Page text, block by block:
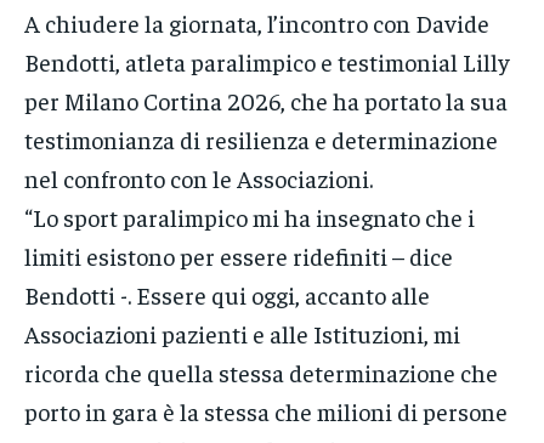
A chiudere la giornata, l’incontro con Davide
Bendotti, atleta paralimpico e testimonial Lilly
per Milano Cortina 2026, che ha portato la sua
testimonianza di resilienza e determinazione
nel confronto con le Associazioni.
“Lo sport paralimpico mi ha insegnato che i
limiti esistono per essere ridefiniti – dice
Bendotti -. Essere qui oggi, accanto alle
Associazioni pazienti e alle Istituzioni, mi
ricorda che quella stessa determinazione che
porto in gara è la stessa che milioni di persone